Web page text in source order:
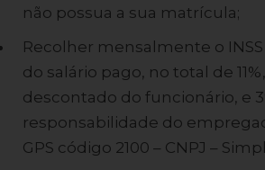
não possua a sua matrícula;
Recolher mensalmente o
do salário pago, no total de
descontado do funcionário, e
responsabilidade do
GPS código 2100 – CNPJ –